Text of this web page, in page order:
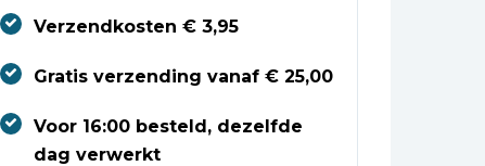
Verzendkosten € 3,95
Gratis verzending vanaf € 25,00
Voor 16:00 besteld, dezelfde
dag verwerkt